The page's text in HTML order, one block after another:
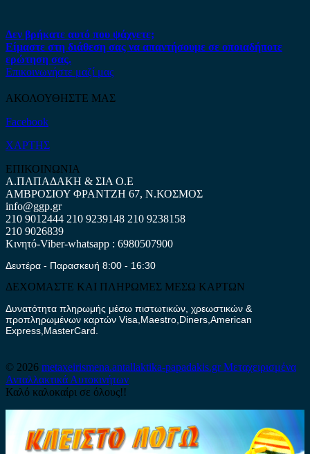
Δεν βρήκατε αυτό που ψάχνετε;
Είμαστε στη διάθεση σας να απαντήσουμε σε οποιαδήποτε
ερώτηση σας.
Επικοινωνήστε μαζί μας
ΑΚΟΛΟΥΘΗΣΤΕ ΜΑΣ
Facebook
ΧΑΡΤΗΣ
ΕΠΙΚΟΙΝΩΝΙΑ
Α.ΠΑΠΑΔΑΚΗ & ΣΙΑ Ο.Ε
ΑΜΒΡΟΣΙΟΥ ΦΡΑΝΤΖΗ 67, Ν.ΚΟΣΜΟΣ
info@ggp.gr
210 9012444 210 9239148 210 9238158
210 9026839
Κινητό-Viber-whatsapp : 6980507900
Δευτέρα - Παρασκευή 8:00 - 16:30
ΔΕΧΟΜΑΣΤΕ ΚΑΙ ΠΛΗΡΩΜΕΣ ΜΕΣΩ ΚΑΡΤΩΝ
Δυνατότητα πληρωμής μέσω πιστωτικών, χρεωστικών &
προπληρωμένων καρτών Visa,Maestro,Diners,American
Express,MasterCard.
© 2026 metaxeirismena.antallaktika-papadakis.grΜεταχειρισμένα
Ανταλλακτικά Αυτοκινήτων
Καλό καλοκαίρι σε όλους!!